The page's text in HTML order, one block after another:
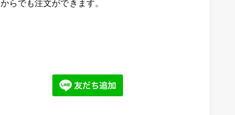
らでも注文ができます。